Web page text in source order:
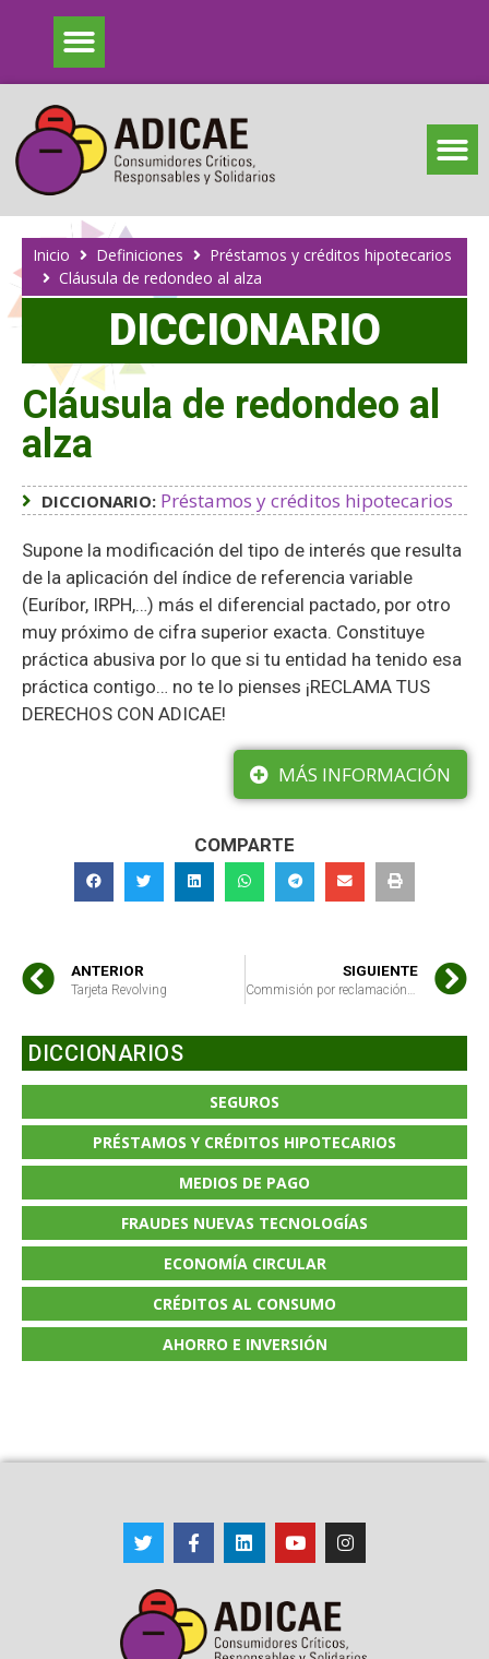
Inicio Definiciones
Préstamos y créditos hipotecarios
Cláusula de redondeo al alza
DICCIONARIO
Cláusula de redondeo al
alza
DICCIONARIO: Préstamos y créditos hipotecarios
Supone la modificación del tipo de interés que resulta
de la aplicación del índice de referencia variable
(Euríbor, IRPH,…) más el diferencial pactado, por otro
muy próximo de cifra superior exacta. Constituye
práctica abusiva por lo que si tu entidad ha tenido esa
práctica contigo… no te lo pienses ¡RECLAMA TUS
DERECHOS CON ADICAE!
MÁS INFORMACIÓN
COMPARTE
ANTERIOR
Tarjeta Revolving
SIGUIENTE
DICCIONARIOS
SEGUROS
PRÉSTAMOS Y CRÉDITOS HIPOTECARIOS
MEDIOS DE PAGO
FRAUDES NUEVAS TECNOLOGÍAS
ECONOMÍA CIRCULAR
CRÉDITOS AL CONSUMO
AHORRO E INVERSIÓN